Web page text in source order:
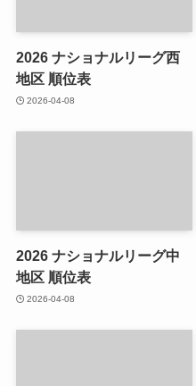
2026 ナショナルリーグ西
地区 順位表
2026-04-08
2026 ナショナルリーグ中
地区 順位表
2026-04-08